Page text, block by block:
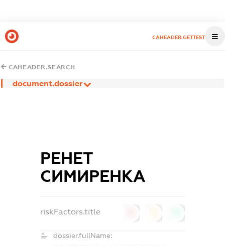
CAHEADER.GETTEST
CAHEADER.SEARCH
document.dossier
РЕНЕТ
СИМИРЕНКА
riskFactors.title
dossier.fullName: